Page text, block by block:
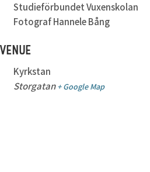
Studieförbundet Vuxenskolan
Fotograf Hannele Bång
VENUE
Kyrkstan
Storgatan + Google Map